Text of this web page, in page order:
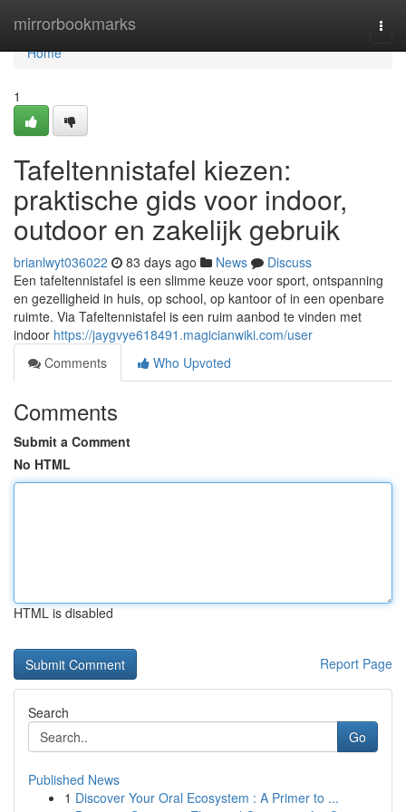
mirrorbookmarks
Home
Home
1
Tafeltennistafel kiezen:
praktische gids voor indoor,
outdoor en zakelijk gebruik
brianlwyt036022 83 days ago News
Discuss
Een tafeltennistafel is een slimme keuze voor sport, ontspanning
en gezelligheid in huis, op school, op kantoor of in een openbare
ruimte. Via Tafeltennistafel is een ruim aanbod te vinden met
indoor https://jaygvye618491.magicianwiki.com/user
Comments
Who Upvoted
Comments
Submit a Comment
No HTML
HTML is disabled
Report Page
Search
Go
Published News
1 Discover Your Oral Ecosystem : A Primer to ...